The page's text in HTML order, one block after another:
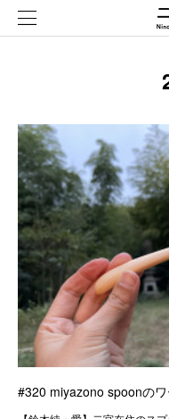
#320 miyazono spoonの